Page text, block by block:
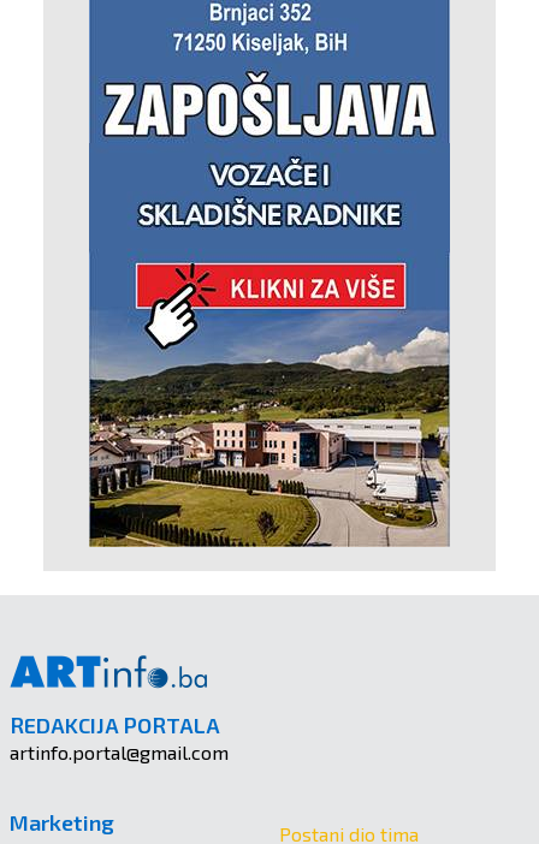
REDAKCIJA PORTALA
artinfo.portal@gmail.com
Marketing Postani dio tima